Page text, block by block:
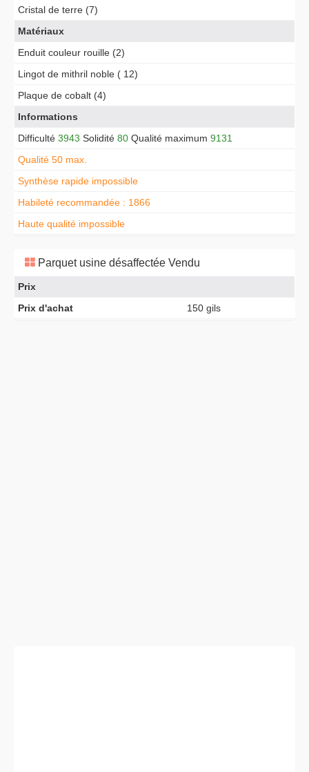
Cristal de terre (7)
Matériaux
Enduit couleur rouille (2)
Lingot de mithril noble ( 12)
Plaque de cobalt (4)
Informations
Difficulté 3943 Solidité 80 Qualité maximum 9131
Qualité 50 max.
Synthèse rapide impossible
Habileté recommandée : 1866
Haute qualité impossible
Parquet usine désaffectée Vendu
Prix
Prix d'achat
150 gils